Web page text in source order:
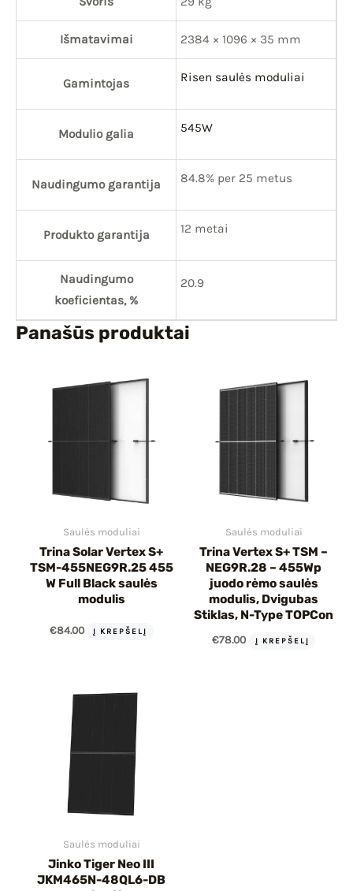
Išmatavimai 2384 × 1096 × 35 mm
Gamintojas Risen saulės moduliai
Modulio galia 545W
Naudingumo garantija 84.8% per 25 metus
Produkto garantija 12 metai
Naudingumo
koeficientas, %
20.9
Panašūs produktai
Saulės moduliai
Trina Solar Vertex S+
TSM-455NEG9R.25 455
W Full Black saulės
modulis
€84.00 Į KREPŠELĮ
Saulės moduliai
Trina Vertex S+ TSM –
NEG9R.28 – 455Wp
juodo rėmo saulės
modulis, Dvigubas
Stiklas, N-Type TOPCon
€78.00 Į KREPŠELĮ
Saulės moduliai
Jinko Tiger Neo III
JKM465N-48QL6-DB